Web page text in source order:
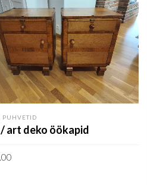
PUHVETID
art deko öökapid